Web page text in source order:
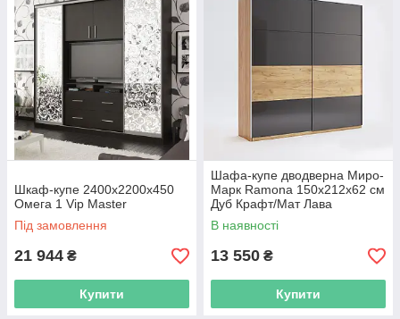
Шкаф-купе 2400х2200х450
Омега 1 Vip Master
Під замовлення
21 944 ₴
Купити
Шафа-купе дводверна Миро-
Марк Ramona 150х212х62 см
Дуб Крафт/Мат Лава
В наявності
13 550 ₴
Купити